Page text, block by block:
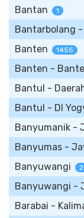
Bantan 1
Bantarbolang
Banten 1455
Banten -
Bantul -
Bantul - DI
Banyumanik -
Banyumas -
Banyuwangi 2
Banyuwangi -
Barabai -